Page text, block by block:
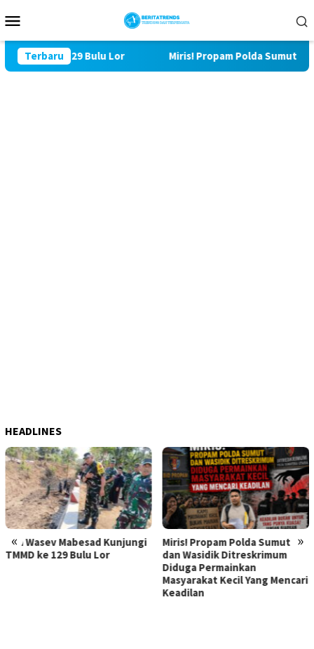
ke
Mobile
Terbaru
ke 129 Bulu Lor Miris! Propam Polda Sumut dan
HEADLINES
« »
Mabesad Kunjungi
Bulu Lor
Miris! Propam Polda Sumut
dan Wasidik Ditreskrimum
Diduga Permainkan
Masyarakat Kecil Yang Mencari
Hebat